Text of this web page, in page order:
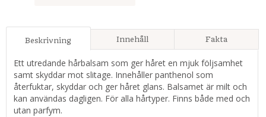
Beskrivning Innehåll Fakta
Ett utredande hårbalsam som ger håret en mjuk följsamhet
samt skyddar mot slitage. Innehåller panthenol som
återfuktar, skyddar och ger håret glans. Balsamet är milt och
kan användas dagligen. För alla hårtyper. Finns både med och
utan parfym.